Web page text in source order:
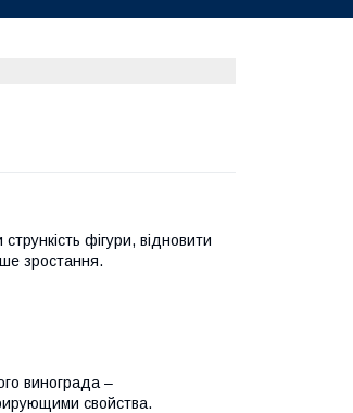
фігури, відновити
зростання.
винограда –
свойства.